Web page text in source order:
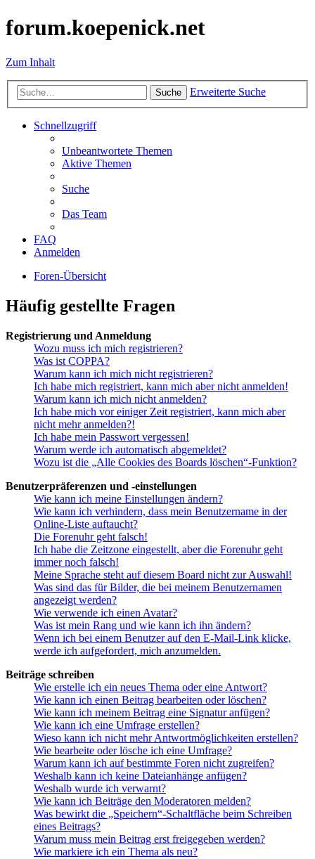
forum.koepenick.net
Zum Inhalt
Suche Erweiterte Suche
Schnellzugriff
Unbeantwortete Themen
Aktive Themen
Suche
Das Team
FAQ
Anmelden
Foren-Übersicht
Häufig gestellte Fragen
Registrierung und Anmeldung
Wozu muss ich mich registrieren?
Was ist COPPA?
Warum kann ich mich nicht registrieren?
Ich habe mich registriert, kann mich aber nicht anmelden!
Warum kann ich mich nicht anmelden?
Ich habe mich vor einiger Zeit registriert, kann mich aber
nicht mehr anmelden?!
Ich habe mein Passwort vergessen!
Warum werde ich automatisch abgemeldet?
Wozu ist die „Alle Cookies des Boards löschen“-Funktion?
Benutzerpräferenzen und -einstellungen
Wie kann ich meine Einstellungen ändern?
Wie kann ich verhindern, dass mein Benutzername in der
Online-Liste auftaucht?
Die Forenuhr geht falsch!
Ich habe die Zeitzone eingestellt, aber die Forenuhr geht
immer noch falsch!
Meine Sprache steht auf diesem Board nicht zur Auswahl!
Was sind das für Bilder, die bei meinem Benutzernamen
angezeigt werden?
Wie verwende ich einen Avatar?
Was ist mein Rang und wie kann ich ihn ändern?
Wenn ich bei einem Benutzer auf den E-Mail-Link klicke,
werde ich aufgefordert, mich anzumelden.
Beiträge schreiben
Wie erstelle ich ein neues Thema oder eine Antwort?
Wie kann ich einen Beitrag bearbeiten oder löschen?
Wie kann ich meinem Beitrag eine Signatur anfügen?
Wie kann ich eine Umfrage erstellen?
Wieso kann ich nicht mehr Antwortmöglichkeiten erstellen?
Wie bearbeite oder lösche ich eine Umfrage?
Warum kann ich auf bestimmte Foren nicht zugreifen?
Weshalb kann ich keine Dateianhänge anfügen?
Weshalb wurde ich verwarnt?
Wie kann ich Beiträge den Moderatoren melden?
Was bewirkt die „Speichern“-Schaltfläche beim Schreiben
eines Beitrags?
Warum muss mein Beitrag erst freigegeben werden?
Wie markiere ich ein Thema als neu?